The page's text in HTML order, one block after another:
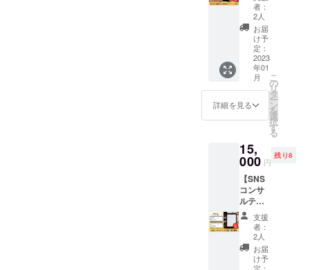
させて
いただ
く場合
があり
ます。
お断り
させて
いただ
いた場
合にお
かねま
す。 ※
掲載期
間は
2022年
12月か
ら1年間
です。
にてダ
ウン
ロード
できる
リンク
をお送
りしま
す。 ※
掲載内
容は
メール
にて打
せてい
ただき
ます。
※ネット
ワーク
販売や
企業イ
メージ
が相違
する場
合等、
リツ
イート
しま
す】
Twitter
フォロ
ワー2.4
万人の
ひまわ
りコー
チ りょ
うじが
ツイー
トで1ヶ
月間あ
なたの
紹介や
告知を
お手伝
いしま
す。
https://t
witter.c
者：
2人
お届
け予
定：
2023
年01
月
詳細を見る
こ
の
リ
タ
ー
ン
を
選
択
す
る
15,
000 円
残り8
【SNS
コンサ
ルティ
ング(1
回)＋電
子書
籍】 ひ
まわり
コーチ
支援
者：
2人
お届
け予
定：